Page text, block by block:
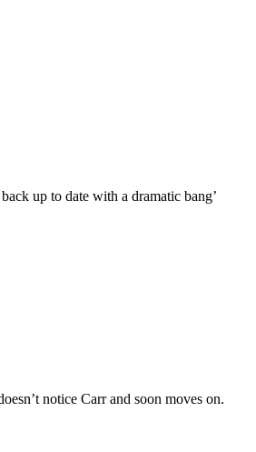
up to date with a dramatic bang’
notice Carr and soon moves on.